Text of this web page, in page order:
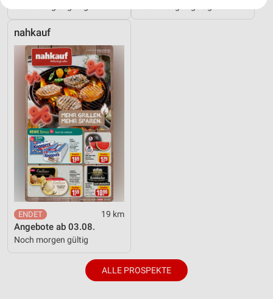
nahkauf
19 km
Angebote ab 03.08.
Noch morgen gültig
ALLE PROSPEKTE
Website/App.
Partnerliste anzeigen (1 IAB-Anbieter)
Wir nutzen Ihre Daten für folgende Zwecke:
IAB-Verarbeitungszwecke:
Speichern von oder Zugriff auf Informationen
auf einem Endgerät
Verwendung reduzierter Daten zur Auswahl von
Werbeanzeigen
Erstellung von Profilen für personalisierte
Werbung
Verwendung von Profilen zur Auswahl
personalisierter Werbung
Erstellung von Profilen zur Personalisierung
von Inhalten
personalisierter Inhalte